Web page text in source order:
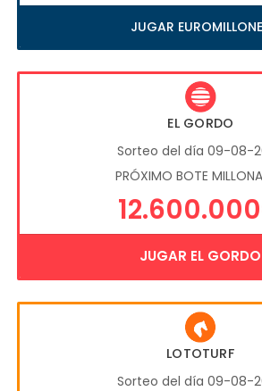
JUGAR
EL GORDO
Sorteo del día 09-08-
PRÓXIMO BOTE
JUGAR EL GORDO
LOTOTURF
Sorteo del día 09-08-